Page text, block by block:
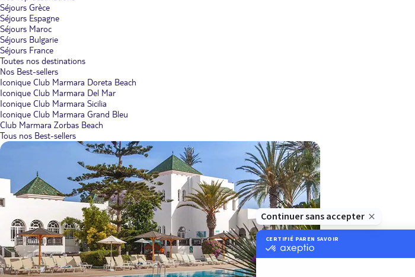
Séjours Grèce
Séjours Espagne
Séjours Maroc
Séjours Bulgarie
Séjours France
Toutes nos destinations
Nos Best-sellers
Iconique Club Marmara Doreta Beach
Iconique Club Marmara Del Mar
Iconique Club Marmara Sicilia
Iconique Club Marmara Grand Bleu
Club Marmara Zorbas Beach
Tous nos Best-sellers